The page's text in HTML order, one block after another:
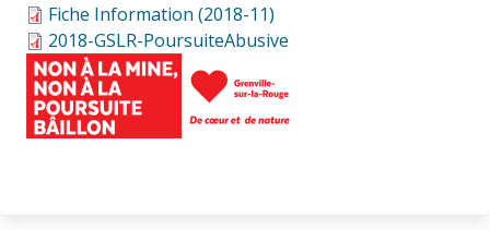
Fiche Information (2018-11)
2018-GSLR-PoursuiteAbusive